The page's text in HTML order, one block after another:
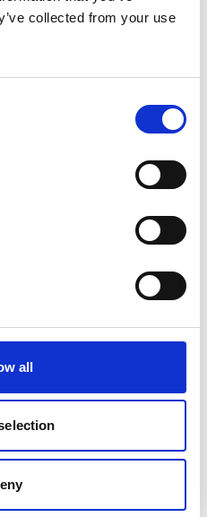
collected from your use
all
en DaaS-
framför
byråer?
frilansare